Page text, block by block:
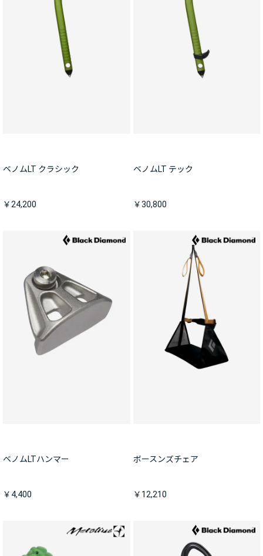
ベノムLT クラシック
￥24,200
ベノムLT テック
￥30,800
ベノムLTハンマー
￥4,400
ボースンズチェア
￥12,210